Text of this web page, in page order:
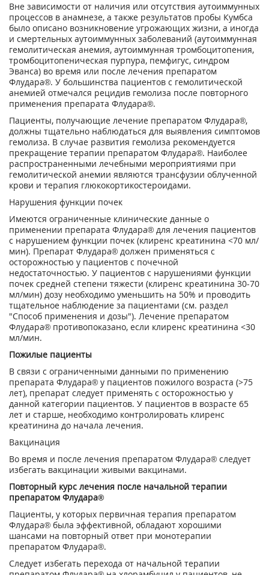
Вне зависимости от наличия или отсутствия аутоиммунных
процессов в анамнезе, а также результатов пробы Кумбса
было описано возникновение угрожающих жизни, а иногда
и смертельных аутоиммунных заболеваний (аутоиммунная
гемолитическая анемия, аутоиммунная тромбоцитопения,
тромбоцитопеническая пурпура, пемфигус, синдром
Эванса) во время или после лечения препаратом
Флудара®. У большинства пациентов с гемолитической
анемией отмечался рецидив гемолиза после повторного
применения препарата Флудара®.
Пациенты, получающие лечение препаратом Флудара®,
должны тщательно наблюдаться для выявления симптомов
гемолиза. В случае развития гемолиза рекомендуется
прекращение терапии препаратом Флудара®. Наиболее
распространенными лечебными мероприятиями при
гемолитической анемии являются трансфузии облученной
крови и терапия глюкокортикостероидами.
Нарушения функции почек
Имеются ограниченные клинические данные о
применении препарата Флудара® для лечения пациентов
с нарушением функции почек (клиренс креатинина <70 мл/
мин). Препарат Флудара® должен применяться с
осторожностью у пациентов с почечной
недостаточностью. У пациентов с нарушениями функции
почек средней степени тяжести (клиренс креатинина 30-70
мл/мин) дозу необходимо уменьшить на 50% и проводить
тщательное наблюдение за пациентами (см. раздел
"Способ применения и дозы"). Лечение препаратом
Флудара® противопоказано, если клиренс креатинина <30
мл/мин.
Пожилые пациенты
В связи с ограниченными данными по применению
препарата Флудара® у пациентов пожилого возраста (>75
лет), препарат следует применять с осторожностью у
данной категории пациентов. У пациентов в возрасте 65
лет и старше, необходимо контролировать клиренс
креатинина до начала лечения.
Вакцинация
Во время и после лечения препаратом Флудара® следует
избегать вакцинации живыми вакцинами.
Повторный курс лечения после начальной терапии
препаратом Флудара®
Пациенты, у которых первичная терапия препаратом
Флудара® была эффективной, обладают хорошими
шансами на повторный ответ при монотерапии
препаратом Флудара®.
Следует избегать перехода от начальной терапии